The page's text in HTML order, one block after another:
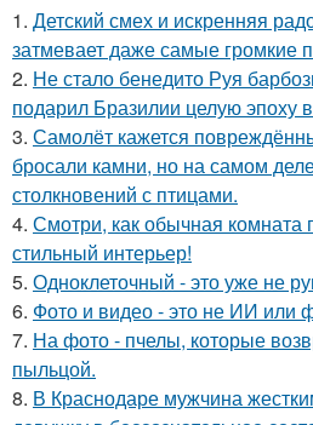
1. Детский смех и искренняя
затмевает даже самые громкие
2. Не стало бенедито Руя
подарил Бразилии целую эпоху
3. Самолёт кажется
бросали камни, но на самом
столкновений с птицами.
4. Смотри, как обычная комната
стильный интерьер!
5. Одноклеточный - это уже не
6. Фото и видео - это не ИИ или
7. На фото - пчелы, которые
пыльцой.
8. В Краснодаре мужчина